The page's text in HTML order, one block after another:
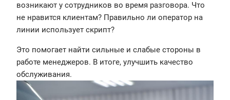
возникают у сотрудников во время разговора. Что
не нравится клиентам? Правильно ли оператор на
линии использует скрипт?
Это помогает найти сильные и слабые стороны в
работе менеджеров. В итоге, улучшить качество
обслуживания.